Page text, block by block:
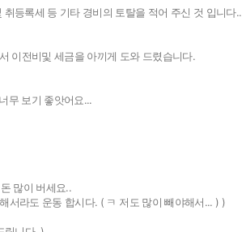
등록세 등 기타 경비의 토탈을 적어 주신 것 입니다..
이전비및 세금을 아끼게 도와 드렸습니다.
무 보기 좋앗어요...
많이 버세요..
서라도 운동 합시다. ( ㅋ 저도 많이 빼야해서... ) )